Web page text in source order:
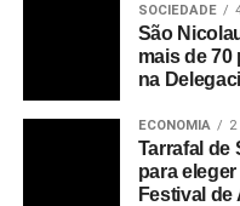
SOCIEDADE
São
mais de
na
ECONOMIA
Tarrafal de
para
Festival de